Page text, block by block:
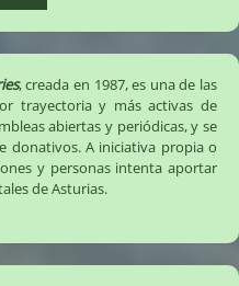
, creada en 1987, es una de las
trayectoria y más activas de
abiertas y periódicas, y se
donativos. A iniciativa propia o
y personas intenta aportar
de Asturias.